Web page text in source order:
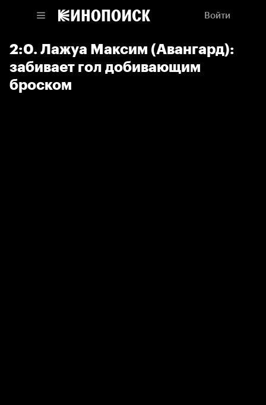
Войти
2:0. Лажуа Максим (Авангард):
забивает гол добивающим
броском